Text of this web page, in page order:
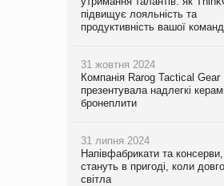
підвищує лояльність та
продуктивність вашої
31 жовтня 2024
Компанія Rarog Tactical Gear
презентувала надлегкі
бронеплити
31 липня 2024
Напівфабрикати та консерви,
стануть в пригоді, коли
світла